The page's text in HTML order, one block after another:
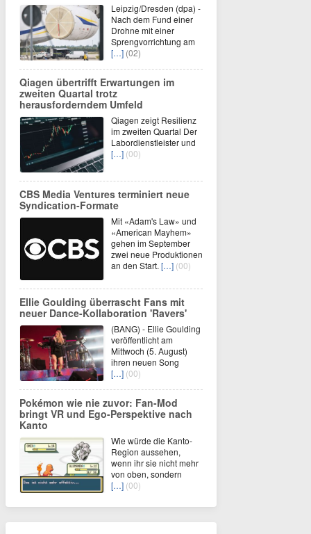
Leipzig/Dresden (dpa) -
Nach dem Fund einer
Drohne mit einer
Sprengvorrichtung am
[…] (02)
Qiagen übertrifft Erwartungen im
zweiten Quartal trotz
herausforderndem Umfeld
Qiagen zeigt Resilienz
im zweiten Quartal Der
Labordienstleister und
[…] (00)
CBS Media Ventures terminiert neue
Syndication-Formate
Mit «Adam's Law» und
«American Mayhem»
gehen im September
zwei neue Produktionen
an den Start. […] (00)
Ellie Goulding überrascht Fans mit
neuer Dance-Kollaboration 'Ravers'
(BANG) - Ellie Goulding
veröffentlicht am
Mittwoch (5. August)
ihren neuen Song
[…] (00)
Pokémon wie nie zuvor: Fan-Mod
bringt VR und Ego-Perspektive nach
Kanto
Wie würde die Kanto-
Region aussehen,
wenn ihr sie nicht mehr
von oben, sondern
[…] (00)